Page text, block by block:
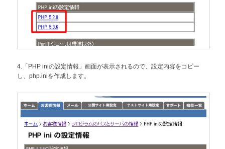
4.「PHP iniの設定情報」画面が表示されるので、設定内容をコピー
し、php.iniを作成します。